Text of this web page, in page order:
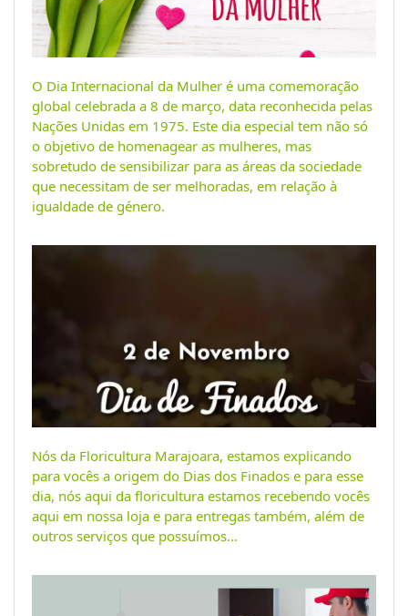
O Dia Internacional da Mulher é uma comemoração
global celebrada a 8 de março, data reconhecida pelas
Nações Unidas em 1975. Este dia especial tem não só
o objetivo de homenagear as mulheres, mas
sobretudo de sensibilizar para as áreas da sociedade
que necessitam de ser melhoradas, em relação à
igualdade de género.
Nós da Floricultura Marajoara, estamos explicando
para vocês a origem do Dias dos Finados e para esse
dia, nós aqui da floricultura estamos recebendo vocês
aqui em nossa loja e para entregas também, além de
outros serviços que possuímos...